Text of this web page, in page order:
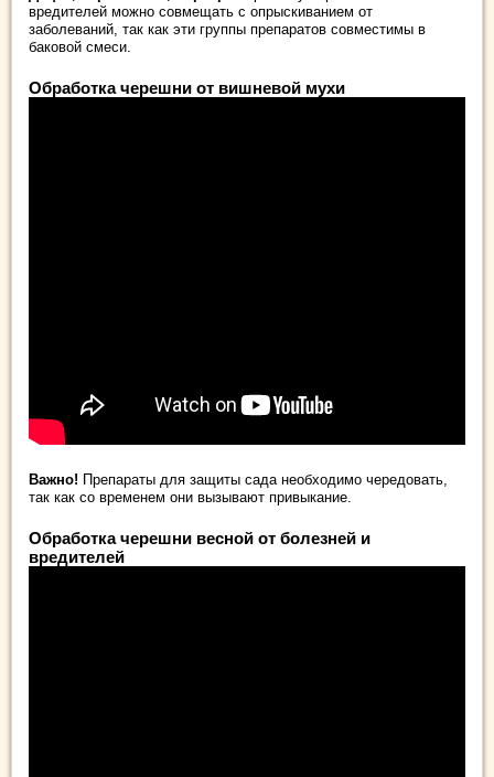
вредителей можно совмещать с опрыскиванием от
заболеваний, так как эти группы препаратов совместимы в
баковой смеси.
Обработка черешни от вишневой мухи
Важно! Препараты для защиты сада необходимо чередовать,
так как со временем они вызывают привыкание.
Обработка черешни весной от болезней и
вредителей